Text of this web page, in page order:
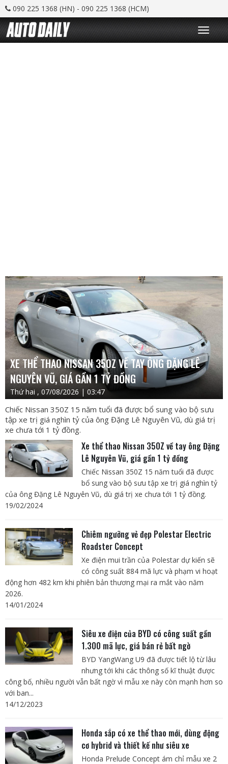
090 225 1368 (HN) - 090 225 1368 (HCM)
T
o
g
XE THỂ THAO NISSAN 350Z VỀ TAY ÔNG ĐẶNG LÊ
NGUYÊN VŨ, GIÁ GẦN 1 TỶ ĐỒNG
Thứ hai , 07/08/2026 | 03:47
Chiếc Nissan 350Z 15 năm tuổi đã được bổ sung vào bộ sưu
tập xe trị giá nghìn tỷ của ông Đặng Lê Nguyên Vũ, dù giá trị
xe chưa tới 1 tỷ đồng.
Xe thể thao Nissan 350Z về tay ông Đặng
Lê Nguyên Vũ, giá gần 1 tỷ đồng
Chiếc Nissan 350Z 15 năm tuổi đã được
bổ sung vào bộ sưu tập xe trị giá nghìn tỷ
của ông Đặng Lê Nguyên Vũ, dù giá trị xe chưa tới 1 tỷ đồng.
19/02/2024
Chiêm ngưỡng vẻ đẹp Polestar Electric
Roadster Concept
Xe điện mui trần của Polestar dự kiến ​​sẽ
có công suất 884 mã lực và phạm vi hoạt
động hơn 482 km khi phiên bản thương mại ra mắt vào năm
2026.
14/01/2024
Siêu xe điện của BYD có công suất gần
1.300 mã lực, giá bán rẻ bất ngờ
BYD YangWang U9 đã được tiết lộ từ lâu
nhưng tới khi các thông số kĩ thuật được
công bố, nhiều người vẫn bất ngờ vì mẫu xe này còn mạnh hơn so
với ban...
14/12/2023
Honda sắp có xe thể thao mới, dùng động
cơ hybrid và thiết kế như siêu xe
Honda Prelude Concept ám chỉ mẫu xe 2